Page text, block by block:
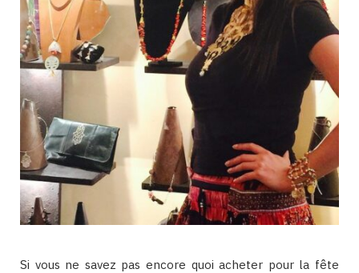
Si vous ne savez pas encore quoi acheter pour la fête